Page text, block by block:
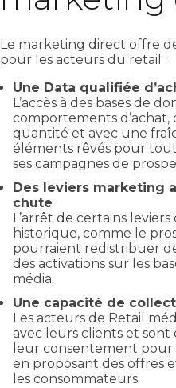
Le marketing direct offre
pour les acteurs du retail :
Une Data qualifiée
L’accès à des bases de
comportements
quantité et avec une
éléments rêvés pour
ses campagnes de
Des leviers marketing
chute
L’arrêt de certains
historique, comme le
pourraient redistribuer
des activations sur les
média.
Une capacité de
Les acteurs de Retail
avec leurs clients et
leur consentement pour
en proposant des offres
les consommateurs.